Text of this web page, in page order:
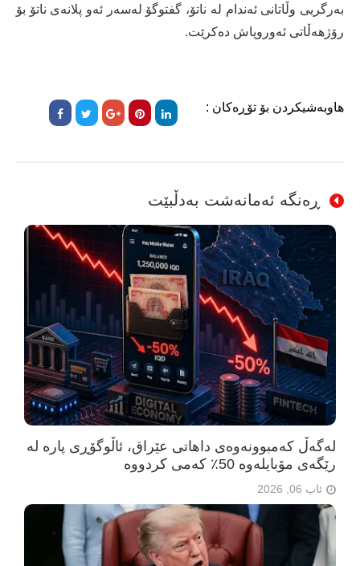
بەرگریی وڵاتانی ئەندام لە ناتۆ، گفتوگۆ لەسەر ئەو پلانەی ناتۆ بۆ
رۆژهەڵاتی ئەوروپاش دەکرێت.
هاوبەشیکردن بۆ تۆڕەکان :
ڕەنگە ئەمانەشت بەدڵبێت
لەگەڵ کەمبوونەوەی داهاتی عێراق، ئاڵوگۆڕی پارە لە
رێگەی مۆبایلەوە 50٪ کەمی کردووە
ئاب 06, 2026